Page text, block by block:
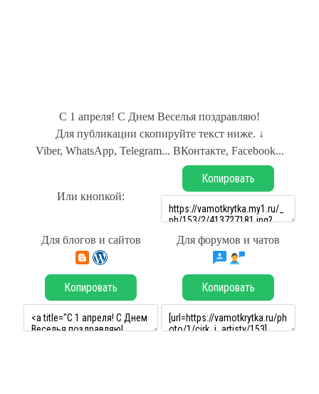
С 1 апреля! С Днем Веселья поздравляю!
Для публикации скопируйте текст ниже. ↓
Viber, WhatsApp, Telegram... ВКонтакте, Facebook...
Или кнопкой:
Копировать
Для блогов и сайтов Для форумов и чатов
Копировать Копировать